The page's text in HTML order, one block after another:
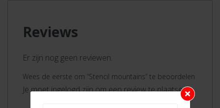
Reviews
Er zijn nog geen reviewen.
Wees de eerste om “Stencil mountains” te beoordelen
Je moet ingelogd zijn om een review te plaatsen.